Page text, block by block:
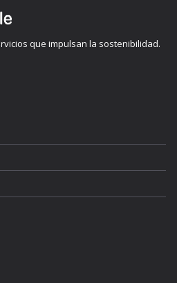
que impulsan la sostenibilidad.